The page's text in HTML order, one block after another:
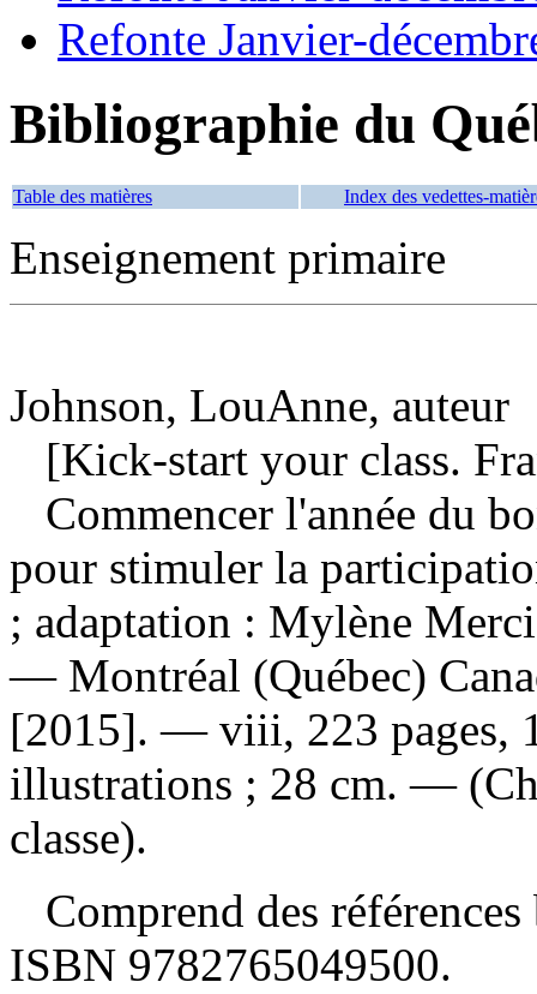
Refonte Janvier-
Bibliographie du
Table des matières Index des vedettes-
Enseignement primaire
Johnson, LouAnne, auteur
[Kick-start your class.
Commencer l'année du
pour stimuler la
; adaptation : Mylène
— Montréal (Québec)
[2015]. — viii, 223 pages,
illustrations ; 28 cm. —
classe).
Comprend des
ISBN 9782765049500.